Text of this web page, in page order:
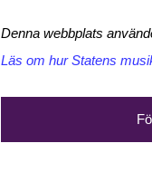
Denna webbplats
Läs om hur Statens